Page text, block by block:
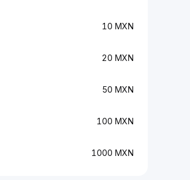
10 MXN
20 MXN
50 MXN
100 MXN
1000 MXN